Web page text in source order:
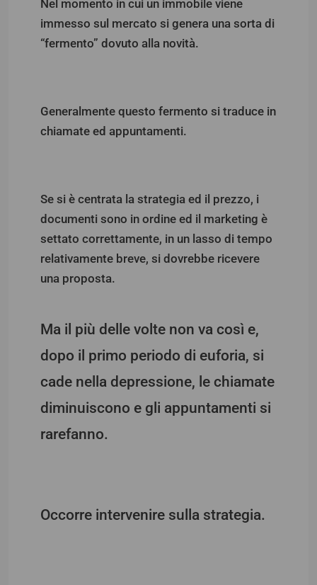
Nel momento in cui un immobile viene
immesso sul mercato si genera una sorta di
“fermento” dovuto alla novità.
Generalmente questo fermento si traduce in
chiamate ed appuntamenti.
Se si è centrata la strategia ed il prezzo, i
documenti sono in ordine ed il marketing è
settato correttamente, in un lasso di tempo
relativamente breve, si dovrebbe ricevere
una proposta.
Ma il più delle volte non va così e,
dopo il primo periodo di euforia, si
cade nella depressione, le chiamate
diminuiscono e gli appuntamenti si
rarefanno.
Occorre intervenire sulla strategia.